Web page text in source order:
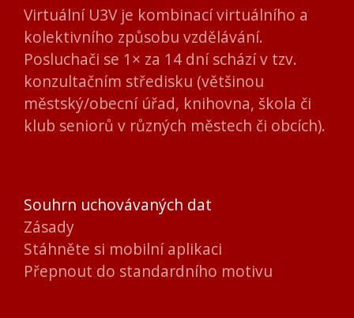
Virtuální U3V je kombinací virtuálního a
kolektivního způsobu vzdělávání.
Posluchači se 1× za 14 dní schází v tzv.
konzultačním středisku (většinou
městský/obecní úřad, knihovna, škola či
klub seniorů v různých městech či obcích).
Souhrn uchovávaných dat
Zásady
Stáhněte si mobilní aplikaci
Přepnout do standardního motivu